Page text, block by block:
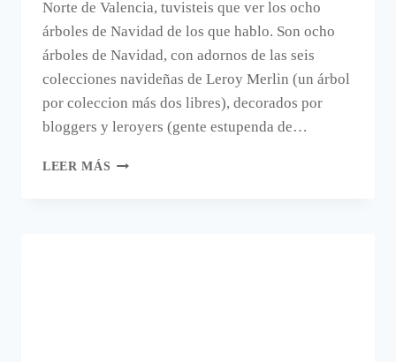
Norte de Valencia, tuvisteis que ver los ocho
árboles de Navidad de los que hablo. Son ocho
árboles de Navidad, con adornos de las seis
colecciones navideñas de Leroy Merlin (un árbol
por coleccion más dos libres), decorados por
bloggers y leroyers (gente estupenda de…
LEER MÁS OCHO